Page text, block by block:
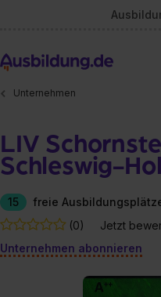
Unternehmen
LIV
Schleswig-
15
freie
(0)
Jetzt
Unternehmen abonnieren